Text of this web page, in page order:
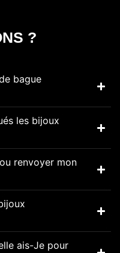
?
bague
les bijoux
renvoyer mon
ais-Je pour